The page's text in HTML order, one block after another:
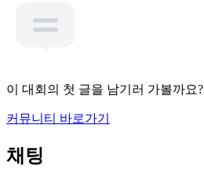
이 대회의 첫 글을 남기러 가볼까요?
커뮤니티 바로가기
채팅